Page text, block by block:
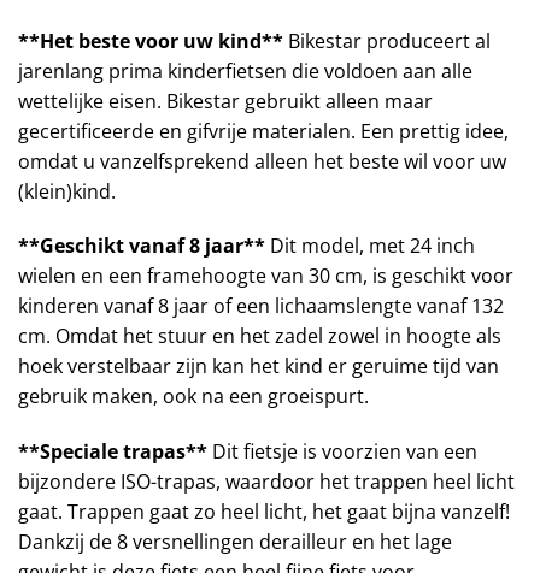
**Het beste voor uw kind** Bikestar produceert al
jarenlang prima kinderfietsen die voldoen aan alle
wettelijke eisen. Bikestar gebruikt alleen maar
gecertificeerde en gifvrije materialen. Een prettig idee,
omdat u vanzelfsprekend alleen het beste wil voor uw
(klein)kind.
**Geschikt vanaf 8 jaar** Dit model, met 24 inch
wielen en een framehoogte van 30 cm, is geschikt voor
kinderen vanaf 8 jaar of een lichaamslengte vanaf 132
cm. Omdat het stuur en het zadel zowel in hoogte als
hoek verstelbaar zijn kan het kind er geruime tijd van
gebruik maken, ook na een groeispurt.
**Speciale trapas** Dit fietsje is voorzien van een
bijzondere ISO-trapas, waardoor het trappen heel licht
gaat. Trappen gaat zo heel licht, het gaat bijna vanzelf!
Dankzij de 8 versnellingen derailleur en het lage